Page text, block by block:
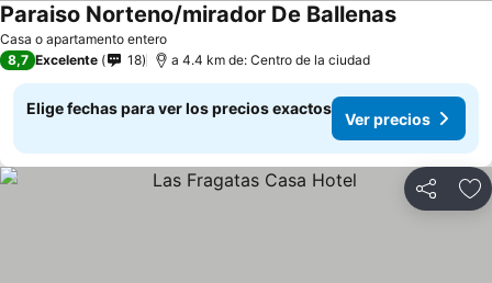
Casa o apartamento entero
Paraiso Norteno/mirador De Ballenas
8,7 Excelente 18 a 4.4 km de: Centro de la ciudad
Elige fechas para ver los precios exactos
Ver precios
Compartir